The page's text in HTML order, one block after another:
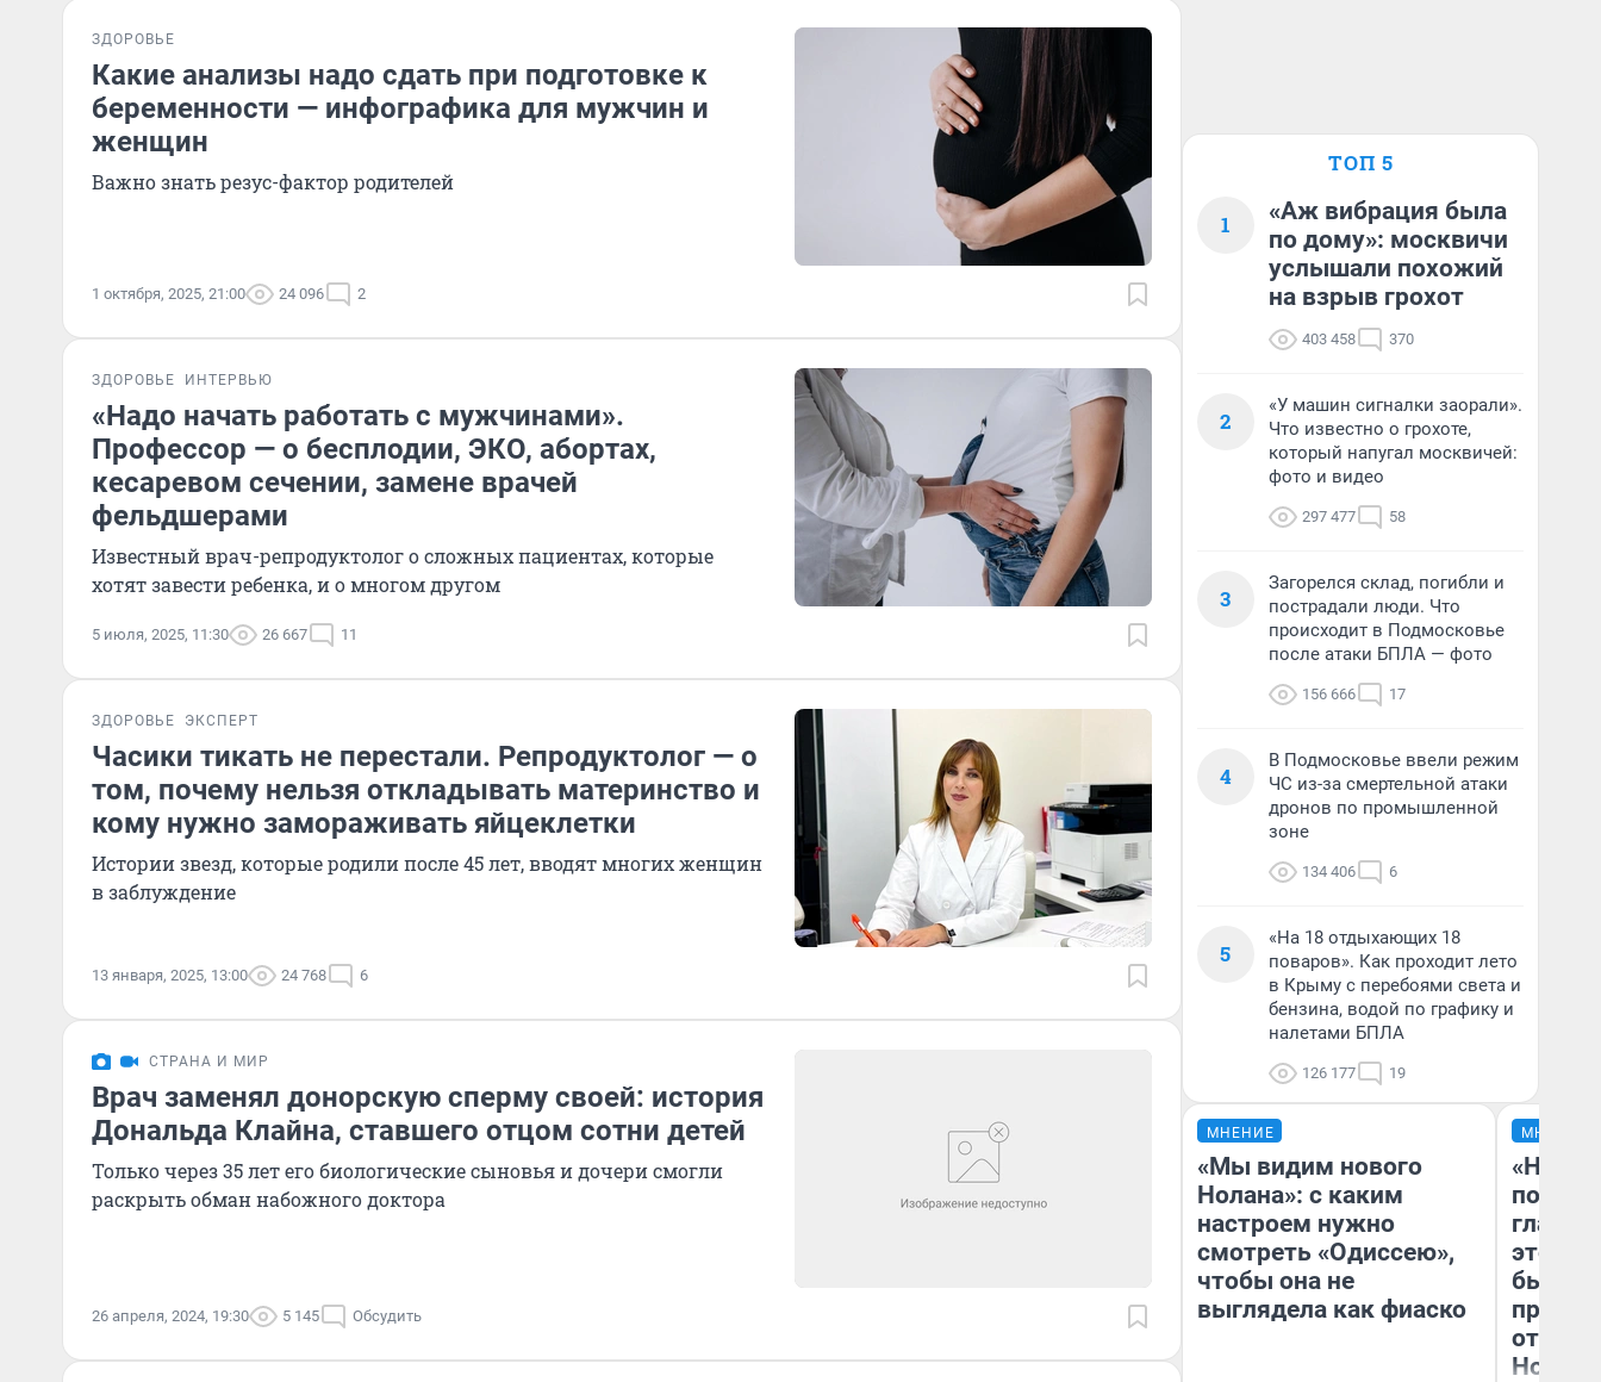
ЗДОРОВЬЕ
Какие анализы надо сдать при подготовке к
беременности — инфографика для мужчин и
женщин
Важно знать резус-фактор родителей
1 октября, 2025, 21:00 24 096 2
ЗДОРОВЬЕ ИНТЕРВЬЮ
«Надо начать работать с мужчинами».
Профессор — о бесплодии, ЭКО, абортах,
кесаревом сечении, замене врачей
фельдшерами
Известный врач-репродуктолог о сложных пациентах, которые
хотят завести ребенка, и о многом другом
5 июля, 2025, 11:30 26 667 11
ЗДОРОВЬЕ ЭКСПЕРТ
Часики тикать не перестали. Репродуктолог — о
том, почему нельзя откладывать материнство и
кому нужно замораживать яйцеклетки
Истории звезд, которые родили после 45 лет, вводят многих женщин
в заблуждение
13 января, 2025, 13:00 24 768 6
СТРАНА И МИР
Врач заменял донорскую сперму своей: история
Дональда Клайна, ставшего отцом сотни детей
Только через 35 лет его биологические сыновья и дочери смогли
раскрыть обман набожного доктора
26 апреля, 2024, 19:30 5 145 Обсудить
ТОП 5
1
«Аж вибрация была
по дому»: москвичи
услышали похожий
на взрыв грохот
403 458 370
2
«У машин сигналки заорали».
Что известно о грохоте,
который напугал москвичей:
фото и видео
297 477 58
3
Загорелся склад, погибли и
пострадали люди. Что
происходит в Подмосковье
после атаки БПЛА — фото
156 666 17
4
В Подмосковье ввели режим
ЧС из-за смертельной атаки
дронов по промышленной
зоне
134 406 6
5
«На 18 отдыхающих 18
поваров». Как проходит лето
в Крыму с перебоями света и
бензина, водой по графику и
налетами БПЛА
126 177 19
МНЕНИЕ
«Мы видим нового
Нолана»: с каким
настроем нужно
смотреть «Одиссею»,
чтобы она не
выглядела как фиаско
МНЕНИЕ
этого
бьет
отзыв
Нолана